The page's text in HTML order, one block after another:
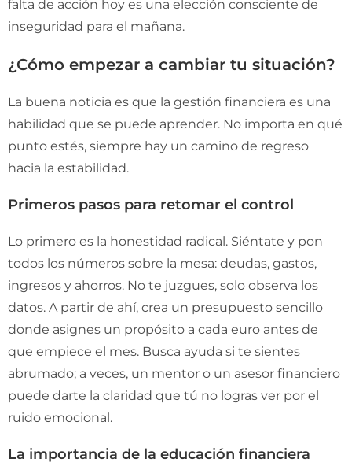
falta de acción hoy es una elección consciente de
inseguridad para el mañana.
¿Cómo empezar a cambiar tu situación?
La buena noticia es que la gestión financiera es una
habilidad que se puede aprender. No importa en qué
punto estés, siempre hay un camino de regreso
hacia la estabilidad.
Primeros pasos para retomar el control
Lo primero es la honestidad radical. Siéntate y pon
todos los números sobre la mesa: deudas, gastos,
ingresos y ahorros. No te juzgues, solo observa los
datos. A partir de ahí, crea un presupuesto sencillo
donde asignes un propósito a cada euro antes de
que empiece el mes. Busca ayuda si te sientes
abrumado; a veces, un mentor o un asesor financiero
puede darte la claridad que tú no logras ver por el
ruido emocional.
La importancia de la educación financiera